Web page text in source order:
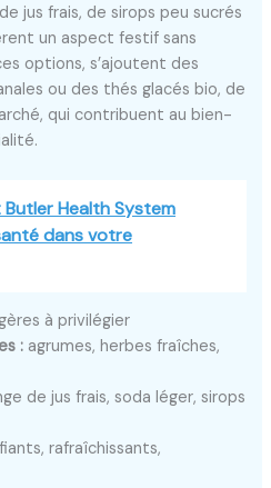
jus frais, de sirops peu sucrés
un aspect festif sans
options, s’ajoutent des
ou des thés glacés bio, de
qui contribuent au bien-
Health System
dans votre
à privilégier
: agrumes, herbes fraîches,
de jus frais, soda léger, sirops
rafraîchissants,